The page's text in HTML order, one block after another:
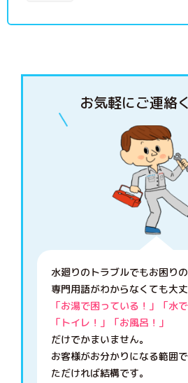
お気軽にご連絡
水廻りのトラブルでもお困りの
専門用語がわからなくても大丈
「お湯で困っている！」「水
「トイレ！」「お風呂！」
だけでかまいません。
お客様がお分かりになる範囲
ただければ結構です。